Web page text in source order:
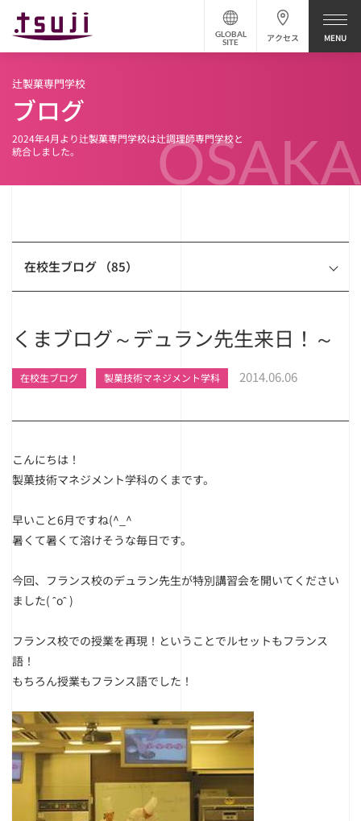
アクセス
GLOBAL
SITE
OSAKA
辻製菓専門学校
ブログ
2024年4月より辻製菓専門学校は辻調理師専門学校と
統合しました。
在校生ブログ （85）
くまブログ～デュラン先生来日！～
在校生ブログ 製菓技術マネジメント学科 2014.06.06
こんにちは！
製菓技術マネジメント学科のくまです。
早いこと6月ですね(^_^
暑くて暑くて溶けそうな毎日です。
今回、 フランス校のデュラン先生が特別講習会を開いてください
ました( ˆoˆ )
フランス校での授業を再現！ということでルセットもフランス
語！
もちろん授業もフランス語でした！